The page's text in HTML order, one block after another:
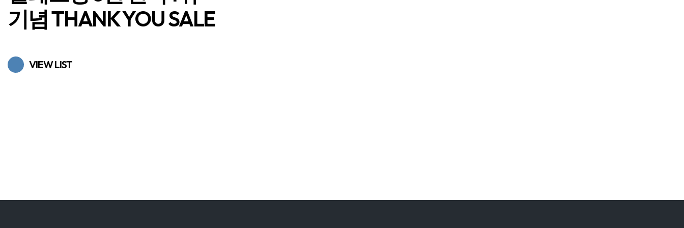
기념 THANK YOU SALE
VIEW LIST